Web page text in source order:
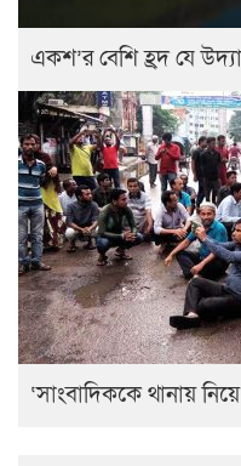
একশ’র বেশি হ্রদ যে
‘সাংবাদিককে থানায়